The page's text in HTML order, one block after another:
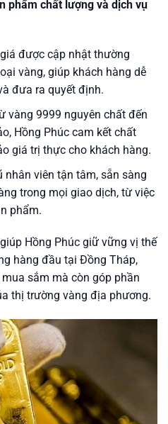
phẩm chất lượng và dịch vụ
được cập nhật thường
vàng, giúp khách hàng dễ
đưa ra quyết định.
vàng 9999 nguyên chất đến
Hồng Phúc cam kết chất
giá trị thực cho khách hàng.
nhân viên tận tâm, sẵn sàng
trong mọi giao dịch, từ việc
phẩm.
Hồng Phúc giữ vững vị thế
hàng đầu tại Đồng Tháp,
sắm mà còn góp phần
thị trường vàng địa phương.